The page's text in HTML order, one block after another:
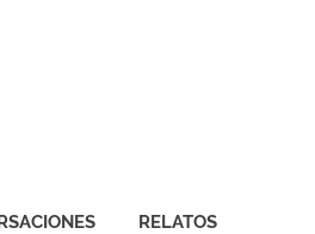
RELATOS